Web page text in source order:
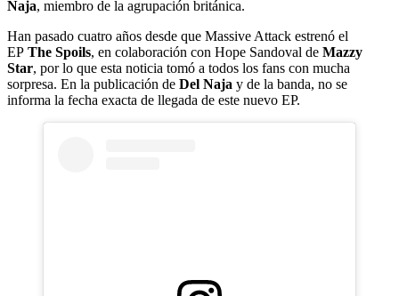
Naja, miembro de la agrupación británica.
Han pasado cuatro años desde que Massive Attack estrenó el
EP The Spoils, en colaboración con Hope Sandoval de Mazzy
Star, por lo que esta noticia tomó a todos los fans con mucha
sorpresa. En la publicación de Del Naja y de la banda, no se
informa la fecha exacta de llegada de este nuevo EP.